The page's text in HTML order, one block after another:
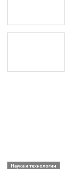
Наука и технологии